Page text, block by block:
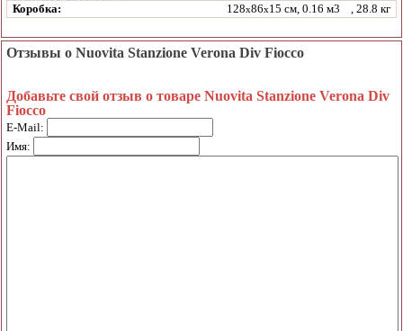
Коробка:
128x86x15 см, 0.16 м3 , 28.8 кг
Отзывы о Nuovita Stanzione Verona Div Fiocco
Добавьте свой отзыв о товаре Nuovita Stanzione Verona Div
Fiocco
E-Mail:
Имя: